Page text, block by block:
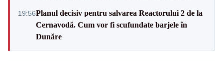
19:56Planul decisiv pentru salvarea Reactorului 2 de la
Cernavodă. Cum vor fi scufundate barjele în
Dunăre